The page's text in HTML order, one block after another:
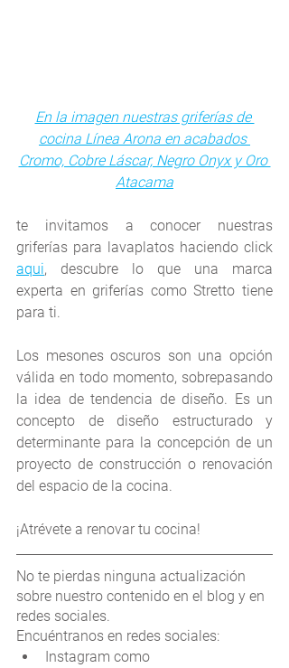
En la imagen nuestras griferías de
cocina Línea Arona en acabados
Cromo, Cobre Láscar, Negro Onyx y Oro
Atacama
te invitamos a conocer nuestras
aqui, descubre lo que una marca
experta en griferías como Stretto tiene
para ti.
Los mesones oscuros son una opción
válida en todo momento, sobrepasando
la idea de tendencia de diseño. Es un
concepto de diseño estructurado y
determinante para la concepción de un
proyecto de construcción o renovación
del espacio de la cocina.
¡Atrévete a renovar tu cocina!
No te pierdas ninguna actualización
sobre nuestro contenido en el blog y en
redes sociales.
Encuéntranos en redes sociales:
Instagram como